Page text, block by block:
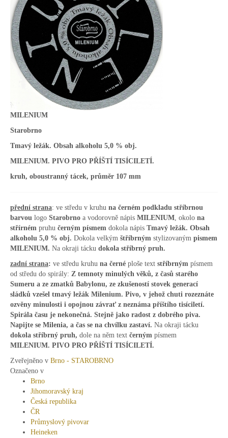
MILENIUM
Starobrno
Tmavý ležák. Obsah alkoholu 5,0 % obj.
MILENIUM. PIVO PRO PŘÍŠTÍ TISÍCILETÍ.
kruh, oboustranný tácek, průměr 107 mm
přední strana: ve středu v kruhu na černém podkladu stříbrnou
barvou logo Starobrno a vodorovně nápis MILENIUM , okolo na
střírném pruhu černým písmem dokola nápis Tmavý ležák. Obsah
alkoholu 5,0 % obj. Dokola velkým štříbrným stylizovaným pismem
MILENIUM. Na okraji tácku dokola stříbrný pruh.
zadní strana: ve středu kruhu na černé ploše text stříbrným písmem
od středu do spirály: Z temnoty minulých věků, z časů starého
Sumeru a ze zmatků Babylonu, ze zkušeností stovek generací
sládků vzešel tmavý ležák Milenium. Pivo, v jehož chuti rozeznáte
ozvěny minulosti i opojnou závrať z neznáma příštího tisíciletí.
Spirála času je nekonečná. Stejně jako radost z dobrého piva.
Napijte se Milenia, a čas se na chvílku zastaví. Na okraji tácku
dokola stříbrný pruh, dole na něm text černým písmem
MILENIUM. PIVO PRO PŘÍŠTÍ TISÍCILETÍ.
Zveřejněno v Brno - STAROBRNO
Označeno v
Brno
Jihomoravský kraj
Česká republika
ČR
Průmyslový pivovar
Heineken